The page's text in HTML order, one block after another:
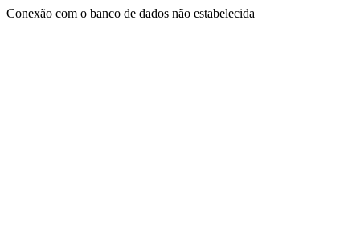
Conexão com o banco de dados não estabelecida